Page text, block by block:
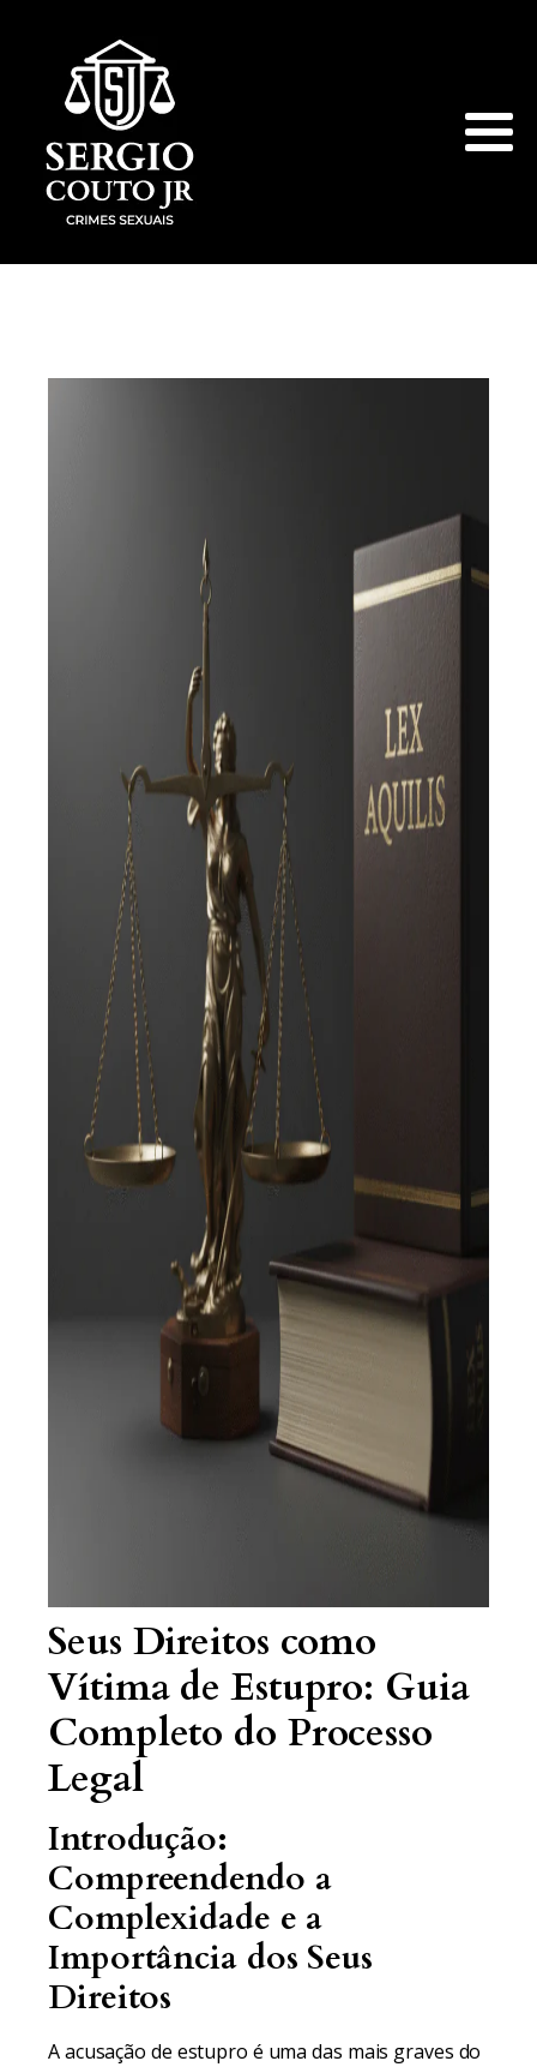
Seus Direitos como
Vítima de Estupro: Guia
Completo do Processo
Legal
Introdução:
Compreendendo a
Complexidade e a
Importância dos Seus
Direitos
A acusação de estupro é uma das mais graves do